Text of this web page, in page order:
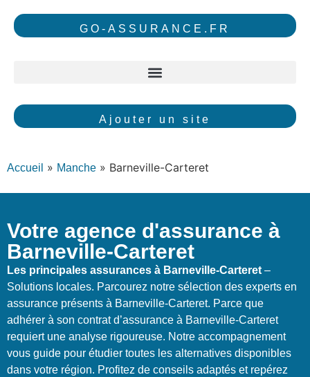
GO-ASSURANCE.FR
Ajouter un site
Accueil » Manche » Barneville-Carteret
Votre agence d'assurance à
Barneville-Carteret
Les principales assurances à Barneville-Carteret –
Solutions locales. Parcourez notre sélection des experts en
assurance présents à Barneville-Carteret. Parce que
adhérer à son contrat d’assurance à Barneville-Carteret
requiert une analyse rigoureuse. Notre accompagnement
vous guide pour étudier toutes les alternatives disponibles
dans votre région. Profitez de conseils adaptés et repérez